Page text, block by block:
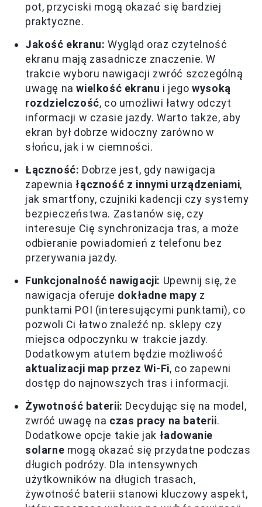
pot, przyciski mogą okazać się bardziej
praktyczne.
Jakość ekranu: Wygląd oraz czytelność
ekranu mają zasadnicze znaczenie. W
trakcie wyboru nawigacji zwróć szczególną
uwagę nawielkość ekranu i jegowysoką
rozdzielczość, co umożliwi łatwy odczyt
informacji w czasie jazdy. Warto także, aby
ekran był dobrze widoczny zarówno w
słońcu, jak i w ciemności.
Łączność: Dobrze jest, gdy nawigacja
zapewniałączność z innymi urządzeniami,
jak smartfony, czujniki kadencji czy systemy
bezpieczeństwa. Zastanów się, czy
interesuje Cię synchronizacja tras, a może
odbieranie powiadomień z telefonu bez
przerywania jazdy.
Funkcjonalność nawigacji: Upewnij się, że
nawigacja oferuje dokładne mapy z
punktami POI (interesującymi punktami), co
pozwoli Ci łatwo znaleźć np. sklepy czy
miejsca odpoczynku w trakcie jazdy.
Dodatkowym atutem będzie możliwość
aktualizacji map przez Wi-Fi, co zapewni
dostęp do najnowszych tras i informacji.
Żywotność baterii: Decydując się na model,
zwróć uwagę na czas pracy na baterii.
Dodatkowe opcje takie jak ładowanie
solarne mogą okazać się przydatne podczas
długich podróży. Dla intensywnych
użytkowników na długich trasach,
żywotność baterii stanowi kluczowy aspekt,